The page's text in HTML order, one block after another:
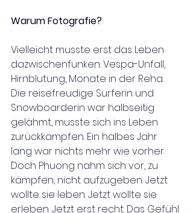
Warum Fotografie?
Vielleicht musste erst das Leben
dazwischenfunken: Vespa-Unfall,
Hirnblutung, Monate in der Reha.
Die reisefreudige Surferin und
Snowboarderin war halbseitig
gelähmt, musste sich ins Leben
zurückkämpfen. Ein halbes Jahr
lang war nichts mehr wie vorher.
Doch Phuong nahm sich vor, zu
kämpfen, nicht aufzugeben. Jetzt
wollte sie leben. Jetzt wollte sie
erleben. Jetzt erst recht. Das Gefühl